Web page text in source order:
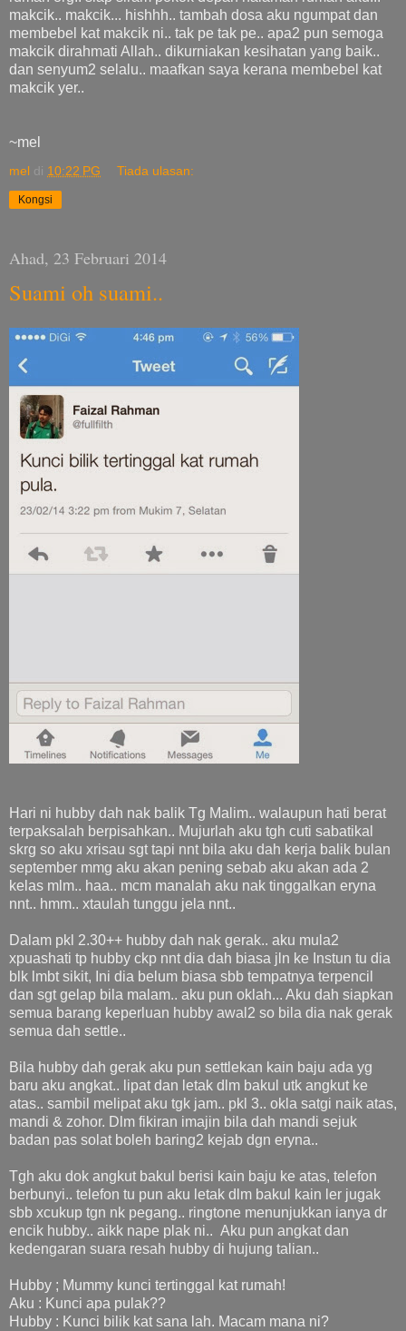
makcik.. makcik... hishhh.. tambah dosa aku ngumpat dan
membebel kat makcik ni.. tak pe tak pe.. apa2 pun semoga
makcik dirahmati Allah.. dikurniakan kesihatan yang baik..
dan senyum2 selalu.. maafkan saya kerana membebel kat
makcik yer..
~mel
mel di 10:22 PG Tiada ulasan:
Kongsi
Ahad, 23 Februari 2014
Suami oh suami..
Hari ni hubby dah nak balik Tg Malim.. walaupun hati berat
terpaksalah berpisahkan.. Mujurlah aku tgh cuti sabatikal
skrg so aku xrisau sgt tapi nnt bila aku dah kerja balik bulan
september mmg aku akan pening sebab aku akan ada 2
kelas mlm.. haa.. mcm manalah aku nak tinggalkan eryna
nnt.. hmm.. xtaulah tunggu jela nnt..
Dalam pkl 2.30++ hubby dah nak gerak.. aku mula2
xpuashati tp hubby ckp nnt dia dah biasa jln ke Instun tu dia
blk lmbt sikit, Ini dia belum biasa sbb tempatnya terpencil
dan sgt gelap bila malam.. aku pun oklah... Aku dah siapkan
semua barang keperluan hubby awal2 so bila dia nak gerak
semua dah settle..
Bila hubby dah gerak aku pun settlekan kain baju ada yg
baru aku angkat.. lipat dan letak dlm bakul utk angkut ke
atas.. sambil melipat aku tgk jam.. pkl 3.. okla satgi naik atas,
mandi & zohor. Dlm fikiran imajin bila dah mandi sejuk
badan pas solat boleh baring2 kejab dgn eryna..
Tgh aku dok angkut bakul berisi kain baju ke atas, telefon
berbunyi.. telefon tu pun aku letak dlm bakul kain ler jugak
sbb xcukup tgn nk pegang.. ringtone menunjukkan ianya dr
encik hubby.. aikk nape plak ni.. Aku pun angkat dan
kedengaran suara resah hubby di hujung talian..
Hubby ; Mummy kunci tertinggal kat rumah!
Aku : Kunci apa pulak??
Hubby : Kunci bilik kat sana lah. Macam mana ni?